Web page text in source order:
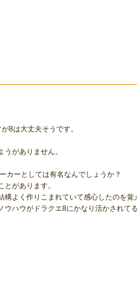
8は大丈夫そうです。
がありません。
カーとしては有名なんでしょうか？
があります。
よく作りこまれていて感心したのを覚
ハウがドラクエ8にかなり活かされて